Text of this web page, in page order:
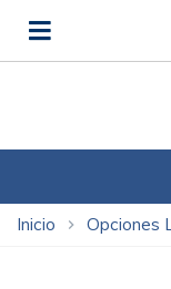
Inicio chevron_right Opciones